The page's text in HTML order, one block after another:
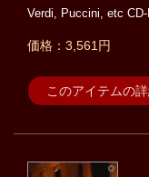
Verdi, Puccini, etc CD-
価格：3,561円
このアイテムの